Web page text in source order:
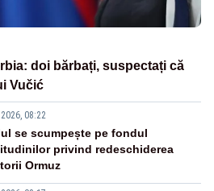
doi bărbați, suspectați că
Vučić
08:22
se scumpește pe fondul
privind redeschiderea
Ormuz